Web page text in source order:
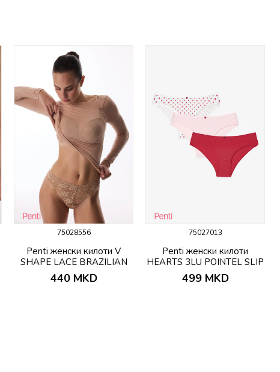
75028556
Penti женски килоти V
SHAPE LACE BRAZILIAN
BEIGE
440 MKD
75027013
Penti женски килоти
HEARTS 3LU POINTEL SLIP
499 MKD